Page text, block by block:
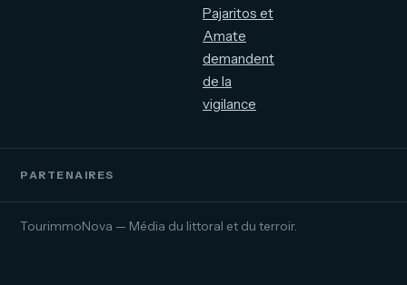
Pajaritos et
Amate
demandent
de la
vigilance
PARTENAIRES
TourimmoNova — Média du littoral et du terroir.